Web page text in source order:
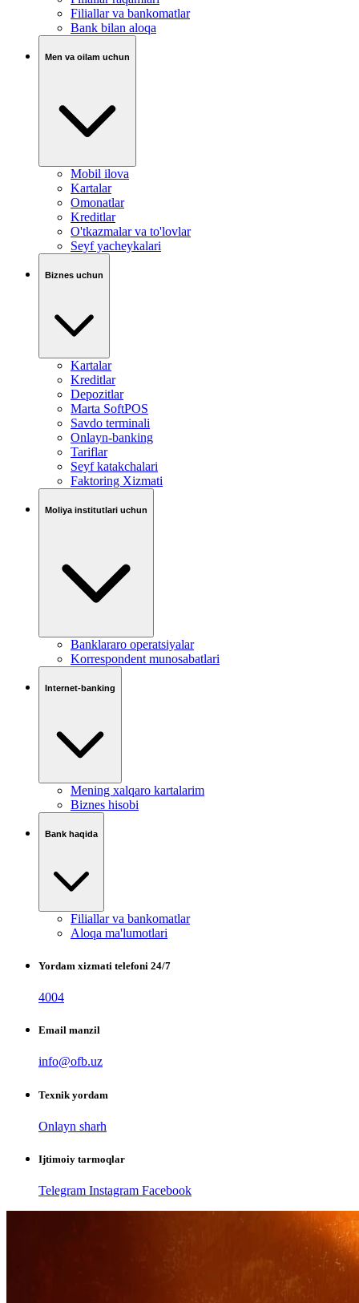
Filiallar va bankomatlar
Bank bilan aloqa
Men va oilam uchun
Mobil ilova
Kartalar
Omonatlar
Kreditlar
O'tkazmalar va to'lovlar
Seyf yacheykalari
Biznes uchun
Kartalar
Kreditlar
Depozitlar
Marta SoftPOS
Savdo terminali
Onlayn-banking
Tariflar
Seyf katakchalari
Faktoring Xizmati
Moliya institutlari uchun
Banklararo operatsiyalar
Korrespondent munosabatlari
Internet-banking
Mening xalqaro kartalarim
Biznes hisobi
Bank haqida
Filiallar va bankomatlar
Aloqa ma'lumotlari
Yordam xizmati telefoni 24/7
4004
Email manzil
info@ofb.uz
Texnik yordam
Onlayn sharh
Ijtimoiy tarmoqlar
Telegram Instagram Facebook